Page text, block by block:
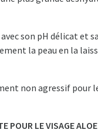
avec son pH délicat et
la peau en la
non agressif pour
POUR LE VISAGE